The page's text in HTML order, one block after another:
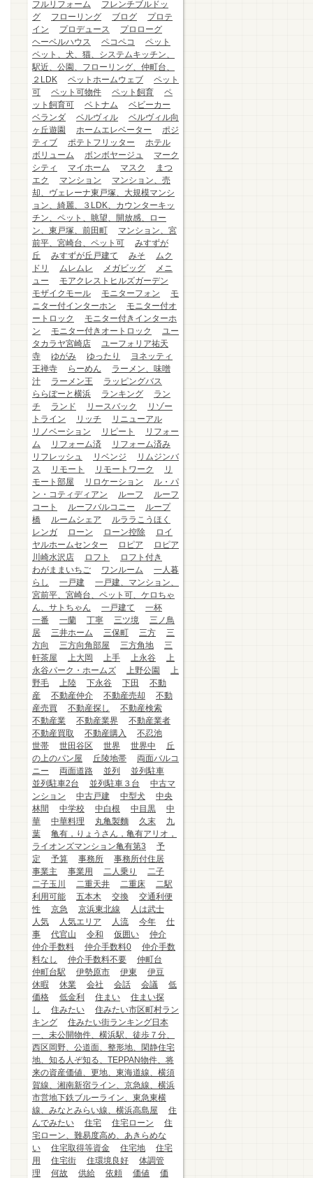
フルリフォーム
フレンチブルドッ
グ
フローリング ブログ
プロテ
イン
プロデュース
プロローグ
ヘーベルハウス
ペコペコ
ペット
ペット、犬、猫、システムキッチン、
駅近、公園、フローリング、仲町台、
２LDK
ペットホームウェブ
ペット
可
ペット可物件 ペット飼育
ペ
ット飼育可
ベトナム
ベビーカー
ベランダ
ベルヴィル
ベルヴィル向
ヶ丘遊園
ホームエレベーター
ポジ
ティブ
ポテトフリッター
ホテル
ボリューム
ボンボヤージュ
マーク
シティ
マイホーム マスク
まつ
エク
マンション
マンション、売
却、ヴェレーナ東戸塚、大規模マンシ
ョン、綺麗、３LDK、カウンターキッ
チン、ペット、眺望、開放感、ロー
ン、東戸塚、前田町
マンション、宮
前平、宮崎台、ペット可
みすずが
丘
みすずが丘戸建て みそ
ムク
ドリ
ムレムレ メガビッグ
メニ
ュー
モアクレストヒルズガーデン
モザイクモール
モニターフォン
モ
ニター付インターホン
モニター付オ
ートロック
モニター付きインターホ
ン
モニター付きオートロック
ユー
タカラヤ宮崎店
ユーフォリア祐天
寺
ゆがみ ゆったり
ヨネッティ
王禅寺
らーめん
ラーメン、味噌
汁
ラーメン王
ラッピングバス
ららぽーと横浜
ランキング
ラン
チ
ランド リースバック
リゾー
トライン
リッチ
リニューアル
リノベーション
リピート
リフォー
ム
リフォーム済
リフォーム済み
リフレッシュ
リベンジ
リムジンバ
ス
リモート リモートワーク
リ
モート部屋
リロケーション
ル・パ
ン・コティディアン
ルーフ
ルーフ
コート
ルーフバルコニー
ループ
橋
ルームシェア
ルララこうほく
レンガ
ローン ローン控除
ロイ
ヤルホームセンター
ロピア
ロピア
川崎水沢店
ロフト
ロフト付き
わがままいちご
ワンルーム
一人暮
らし
一戸建
一戸建、マンション、
宮前平、宮崎台、ペット可、ケロちゃ
ん、サトちゃん
一戸建て
一杯
一番
一蘭 丁寧 三ツ境
三ノ鳥
居
三井ホーム 三保町 三方
三
方向
三方向角部屋 三方角地
三
軒茶屋
上大岡 上手 上永谷
上
永谷パーク・ホームズ
上野公園
上
野毛
上陸 下永谷 下田
不動
産
不動産仲介 不動産売却
不動
産売買
不動産探し
不動産検索
不動産業
不動産業界
不動産業者
不動産買取
不動産購入
不忍池
世帯
世田谷区 世界 世界中
丘
の上のパン屋
丘陵地帯
両面バルコ
ニー
両面道路 並列
並列駐車
並列駐車2台
並列駐車３台
中古マ
ンション
中古戸建 中型犬
中央
林間
中学校 中白根 中目黒
中
華
中華料理 丸亀製麵 久末
九
葉
亀有，りょうさん，亀有アリオ，
ライオンズマンション亀有第3
予
定
予算 事務所
事務所付住居
事業主
事業用 二人乗り
二子
二子玉川
二重天井 二重床
二駅
利用可能
五本木 交換
交通利便
性
京急 京浜東北線
人は武士
人気
人気エリア 人流 今年
仕
事
代官山 令和 仮囲い
仲介
仲介手数料
仲介手数料0
仲介手数
料なし
仲介手数料不要
仲町台
仲町台駅
伊勢原市 伊東
伊豆
休暇
休業 会社 会話 会議
低
価格
低金利 住まい
住まい探
し
住みたい
住みたい市区町村ラン
キング
住みたい街ランキング日本
一、未公開物件、横浜駅、徒歩７分、
西区岡野、公道面、整形地、閑静住宅
地、知る人ぞ知る、TEPPAN物件、将
来の資産価値、更地、東海道線、横須
賀線、湘南新宿ライン、京急線、横浜
市営地下鉄ブルーライン、東急東横
線、みなとみらい線、横浜高島屋
住
んでみたい
住宅 住宅ローン
住
宅ローン、難易度高め、あきらめな
い
住宅取得等資金 住宅地
住宅
用
住宅街 住環境良好
体調管
理
何故 供給 依頼 価値
価